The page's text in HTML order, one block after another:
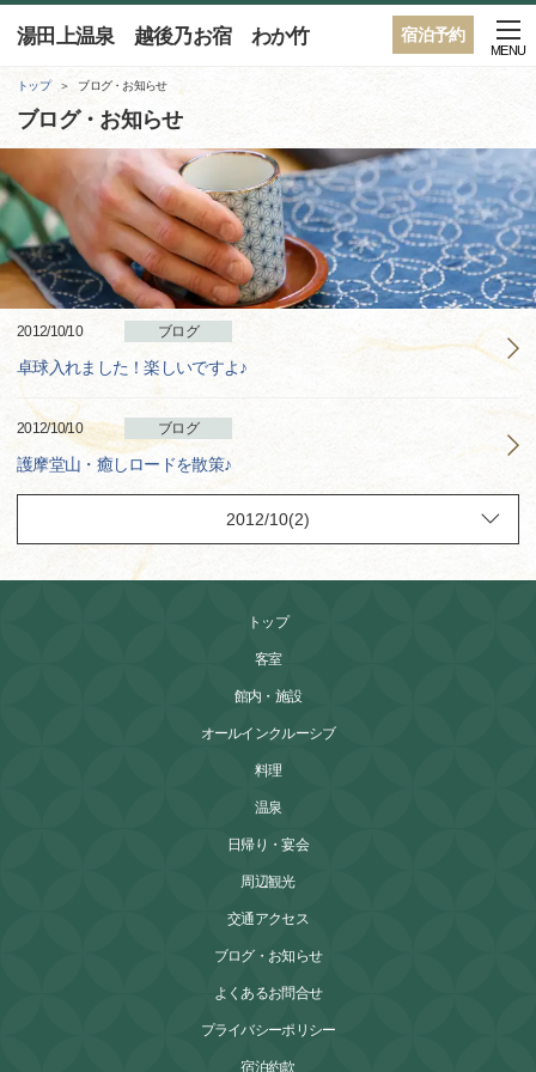
宿泊予約
湯田上温泉 越後乃お宿 わか竹
MENU
トップ ブログ・お知らせ
ブログ・お知らせ
2012/10/10 ブログ
卓球入れました！楽しいですよ♪
2012/10/10 ブログ
護摩堂山・癒しロードを散策♪
トップ
客室
館内・施設
オールインクルーシブ
料理
温泉
日帰り・宴会
周辺観光
交通アクセス
ブログ・お知らせ
よくあるお問合せ
プライバシーポリシー
宿泊約款